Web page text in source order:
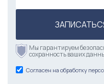
Мы гарантируем
сохранность ваших
Согласен на обработку